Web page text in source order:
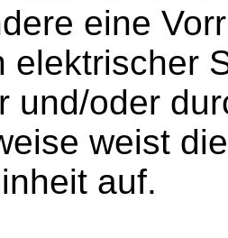
eine
elektrischer
und/oder
weist
auf.